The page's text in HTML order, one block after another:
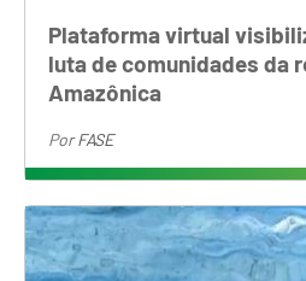
Plataforma virtual
luta de comunidades da
Amazônica
PorFASE